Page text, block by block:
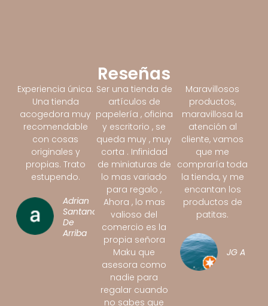
Reseñas
Experiencia única.
Una tienda
acogedora muy
recomendable
con cosas
originales y
propias. Trato
estupendo.
Adrian
Santano
De
Arriba
Ser una tienda de
artículos de
papelería , oficina
y escritorio , se
queda muy , muy
corta . Infinidad
de miniaturas de
lo mas variado
para regalo ,
Ahora , lo mas
valioso del
comercio es la
propia señora
Maku que
asesora como
nadie para
regalar cuando
no sabes que
Maravillosos
productos,
maravillosa la
atención al
cliente, vamos
que me
compraría toda
la tienda, y me
encantan los
productos de
patitas.
JG A